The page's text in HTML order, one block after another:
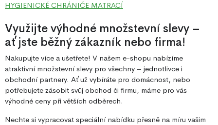
HYGIENICKÉ CHRÁNIČE MATRACÍ
Využijte výhodné množstevní slevy –
ať jste běžný zákazník nebo firma!
Nakupujte více a ušetřete! V našem e-shopu nabízíme
atraktivní množstevní slevy pro všechny – jednotlivce i
obchodní partnery. Ať už vybíráte pro domácnost, nebo
potřebujete zásobit svůj obchod či firmu, máme pro vás
výhodné ceny při větších odběrech.
Nechte si vypracovat speciální nabídku přesně na míru vašim